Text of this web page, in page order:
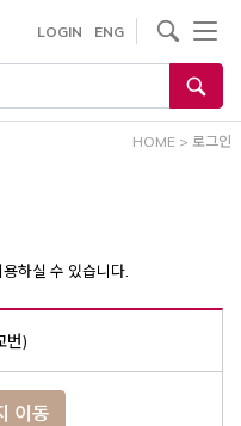
LOGIN ENG
HOME > 로그인
하실 수 있습니다.
번)
이동